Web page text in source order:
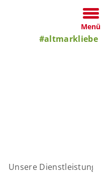
Menü
#altmarkliebe
Unsere Dienstleistungen